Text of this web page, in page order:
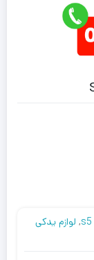
, لوازم یدکی